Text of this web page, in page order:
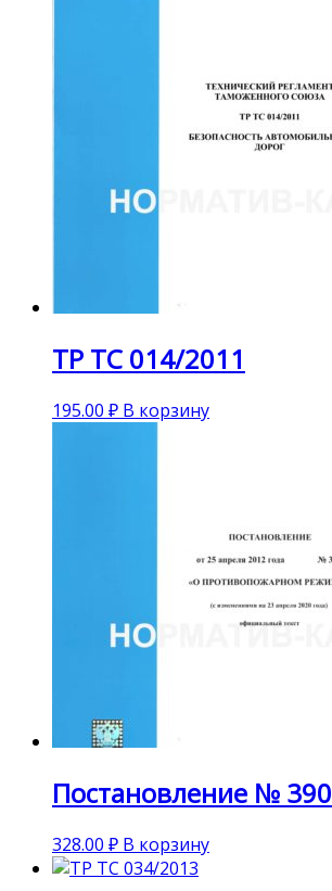
ТР ТС 014/2011
195.00 ₽ В корзину
Постановление № 390
328.00 ₽ В корзину